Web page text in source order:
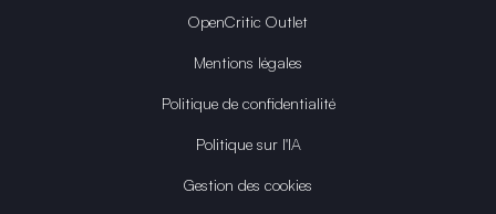
OpenCritic Outlet
Mentions légales
Politique de confidentialité
Politique sur l'IA
Gestion des cookies